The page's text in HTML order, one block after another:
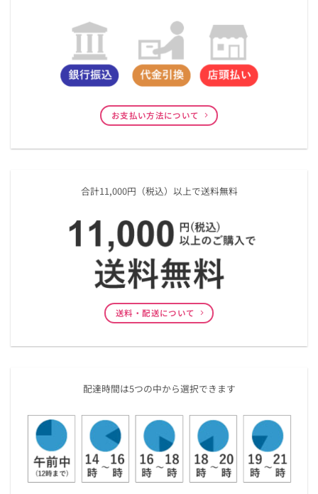
お支払い方法について
合計11,000円（税込）以上で送料無料
送料・配送について
配達時間は5つの中から選択できます